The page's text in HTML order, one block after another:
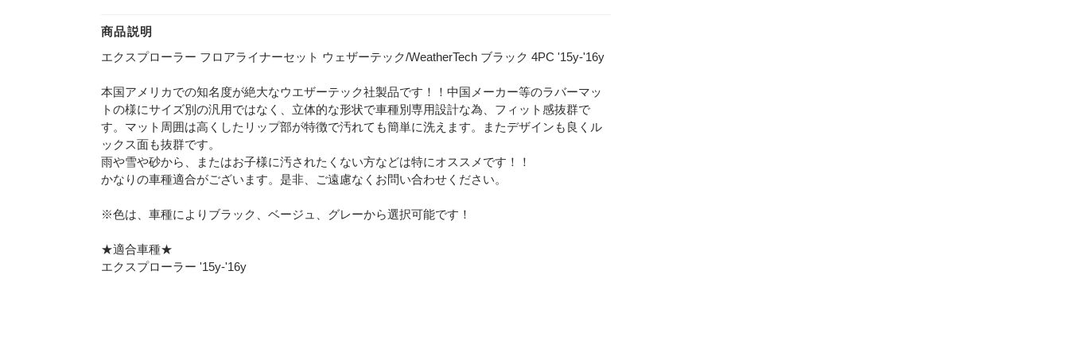
商品説明
エクスプローラー フロアライナーセット ウェザーテック/WeatherTech ブラック 4PC '15y-'16y
本国アメリカでの知名度が絶大なウエザーテック社製品です！！中国メーカー等のラバーマッ
トの様にサイズ別の汎用ではなく、立体的な形状で車種別専用設計な為、フィット感抜群で
す。マット周囲は高くしたリップ部が特徴で汚れても簡単に洗えます。またデザインも良くル
ックス面も抜群です。
雨や雪や砂から、またはお子様に汚されたくない方などは特にオススメです！！
かなりの車種適合がございます。是非、ご遠慮なくお問い合わせください。
※色は、車種によりブラック、ベージュ、グレーから選択可能です！
★適合車種★
エクスプローラー '15y-'16y